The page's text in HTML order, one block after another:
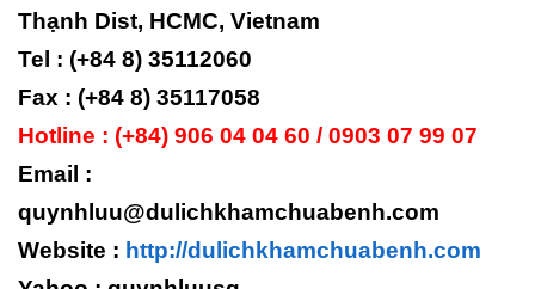
Thạnh Dist, HCMC, Vietnam
Tel : (+84 8) 35112060
Fax : (+84 8) 35117058
Hotline : (+84) 906 04 04 60 / 0903 07 99 07
Email :
quynhluu@dulichkhamchuabenh.com
Website : http://dulichkhamchuabenh.com